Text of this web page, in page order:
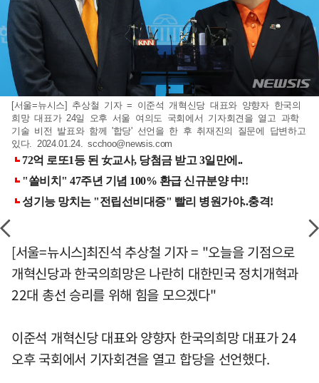
[서울=뉴시스] 추상철 기자 = 이준석 개혁신당 대표와 양향자 한국의
희망 대표가 24일 오후 서울 여의도 국회에서 기자회견을 열고 과학
기술 비전 발표와 함께 '합당' 선언을 한 후 취재진의 질문에 답변하고
있다. 2024.01.24.scchoo@newsis.com
[서울=뉴시스]최진석 추상철 기자 = "오늘을 기점으로
개혁신당과 한국의희망은 나란히 대한민국 정치개혁과
22대 총선 승리를 위해 힘을 모으겠다"
이준석 개혁신당 대표와 양향자 한국의희망 대표가 24
오후 국회에서 기자회견을 열고 합당을 선언했다.